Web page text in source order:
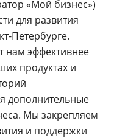
«Мой бизнес»)
для развития
Петербурге.
нам эффективнее
продуктах и
дополнительные
Мы закрепляем
и поддержки